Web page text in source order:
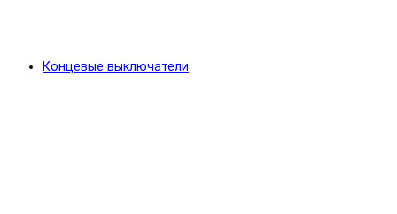
Концевые выключатели